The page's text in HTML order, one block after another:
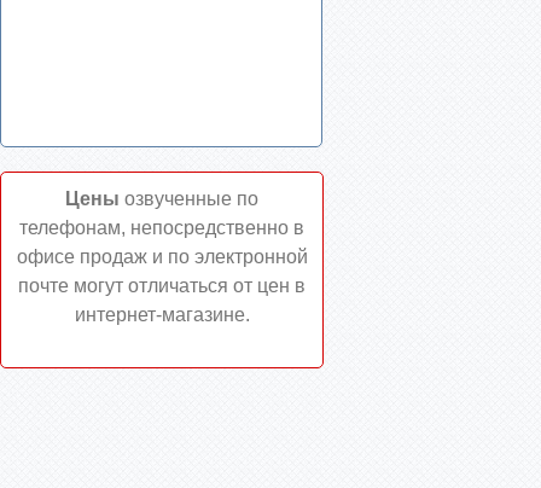
Цены озвученные по
телефонам, непосредственно в
офисе продаж и по электронной
почте могут отличаться от цен в
интернет-магазине.